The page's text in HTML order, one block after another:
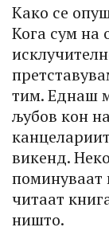
Како се
Кога сум на
тим. Еднаш
љубов кон
викенд.
поминуваат
читаат
ништо.